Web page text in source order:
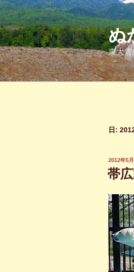
コ
ン
テ
ン
ツ
へ
ス
ぬ
東大雪
日:
投
稿
日:
2012年5
帯